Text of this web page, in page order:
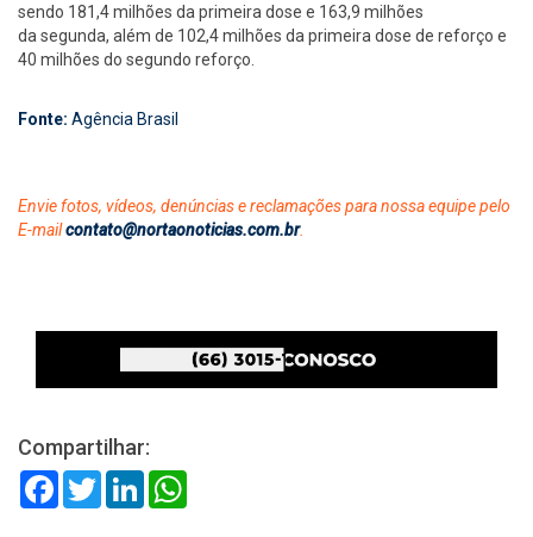
sendo 181,4 milhões da primeira dose e 163,9 milhões
da segunda, além de 102,4 milhões da primeira dose de reforço e
40 milhões do segundo reforço.
Fonte: Agência Brasil
Envie fotos, vídeos, denúncias e reclamações para nossa equipe pelo
E-mailcontato@nortaonoticias.com.br.
Compartilhar:
FacebookTwitterLinkedIn